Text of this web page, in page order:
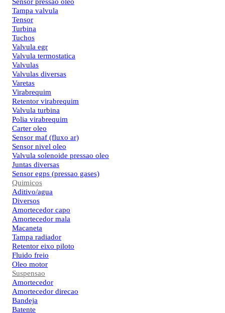
Sensor pressao oleo
Tampa valvula
Tensor
Turbina
Tuchos
Valvula egr
Valvula termostatica
Valvulas
Valvulas diversas
Varetas
Virabrequim
Retentor virabrequim
Valvula turbina
Polia virabrequim
Carter oleo
Sensor maf (fluxo ar)
Sensor nivel oleo
Valvula solenoide pressao oleo
Juntas diversas
Sensor egps (pressao gases)
Quimicos
Aditivo/agua
Diversos
Amortecedor capo
Amortecedor mala
Macaneta
Tampa radiador
Retentor eixo piloto
Fluido freio
Oleo motor
Suspensao
Amortecedor
Amortecedor direcao
Bandeja
Batente